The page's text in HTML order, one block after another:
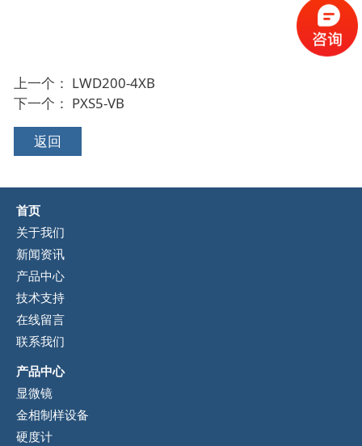
上一个： LWD200-4XB
下一个： PXS5-VB
返回
首页
关于我们
新闻资讯
产品中心
技术支持
在线留言
联系我们
产品中心
显微镜
金相制样设备
硬度计